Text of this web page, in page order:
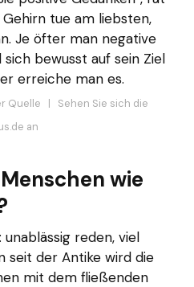
tue am liebsten,
Je öfter man negative
bewusst auf sein Ziel
erreiche man es.
Quelle | Sehen Sie sich die
an
wie
unablässig reden, viel
seit der Antike wird die
mit dem fließenden